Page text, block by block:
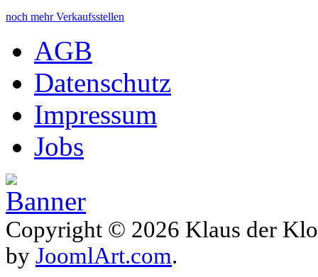
noch mehr Verkaufsstellen
AGB
Datenschutz
Impressum
Jobs
Copyright © 2026 Klaus der
by JoomlArt.com.